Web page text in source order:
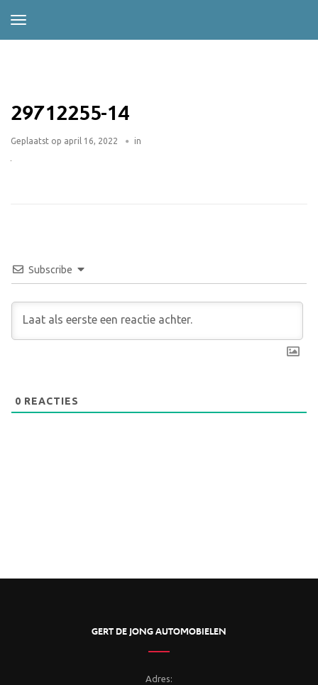
29712255-14
Geplaatst op april 16, 2022 in
Subscribe
0 REACTIES
GERT DE JONG AUTOMOBIELEN
Adres: